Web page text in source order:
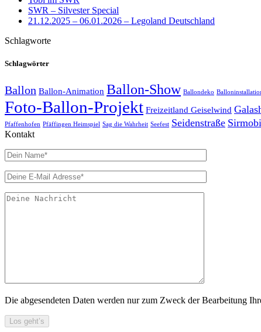
SWR – Silvester Special
21.12.2025 – 06.01.2026 – Legoland Deutschland
Schlagworte
Schlagwörter
Ballon Ballon-Animation Ballon-Show Ballondeko
Foto-Ballon-Projekt Freizeitland Geiselwind
Pfaffenhofen Pfäffingen Heimspiel Sag die Wahrheit Seefest Seidenstraße Sirmobi
Kontakt
Die abgesendeten Daten werden nur zum Zweck der Bearbeitung